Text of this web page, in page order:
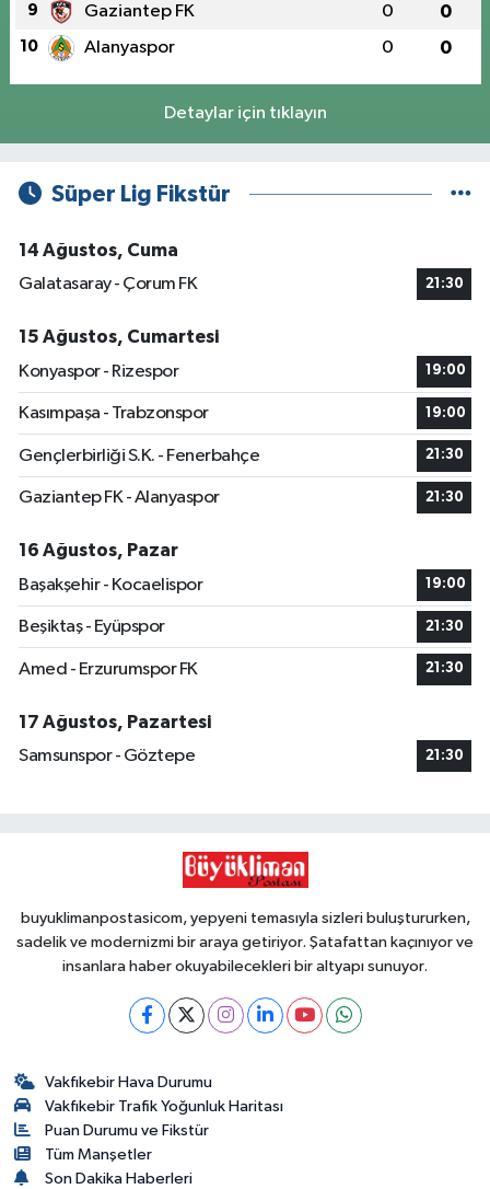
9 Gaziantep FK 0 0
10 Alanyaspor 0 0
Detaylar için tıklayın
Süper Lig Fikstür
14 Ağustos, Cuma
Galatasaray - Çorum FK
21:30
15 Ağustos, Cumartesi
Konyaspor - Rizespor
19:00
Kasımpaşa - Trabzonspor 19:00
Gençlerbirliği S.K. - Fenerbahçe 21:30
Gaziantep FK - Alanyaspor 21:30
16 Ağustos, Pazar
Başakşehir - Kocaelispor
19:00
Beşiktaş - Eyüpspor 21:30
Amed - Erzurumspor FK 21:30
17 Ağustos, Pazartesi
Samsunspor - Göztepe
21:30
buyuklimanpostasicom, yepyeni temasıyla sizleri buluştururken,
sadelik ve modernizmi bir araya getiriyor. Şatafattan kaçınıyor ve
insanlara haber okuyabilecekleri bir altyapı sunuyor.
Vakfıkebir Hava Durumu
Vakfıkebir Trafik Yoğunluk Haritası
Puan Durumu ve Fikstür
Tüm Manşetler
Son Dakika Haberleri